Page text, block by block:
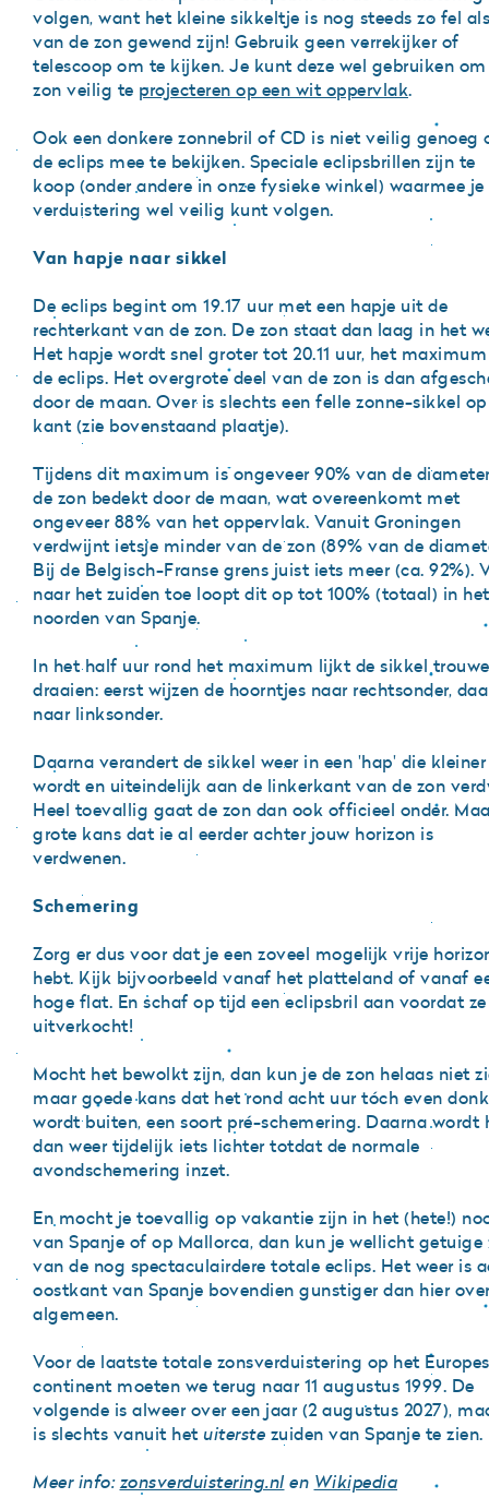
volgen, want het kleine sikkeltje is nog steeds zo fel
van de zon gewend zijn! Gebruik geen verrekijker of
telescoop om te kijken. Je kunt deze wel gebruiken
zon veilig te projecteren op een wit oppervlak.
Ook een donkere zonnebril of CD is niet veilig genoeg
de eclips mee te bekijken. Speciale eclipsbrillen zijn te
koop (onder andere in onze fysieke winkel) waarmee je
verduistering wel veilig kunt volgen.
Van hapje naar sikkel
De eclips begint om 19.17 uur met een hapje uit de
rechterkant van de zon. De zon staat dan laag in het
Het hapje wordt snel groter tot 20.11 uur, het
de eclips. Het overgrote deel van de zon is dan
door de maan. Over is slechts een felle zonne-sikkel
kant (zie bovenstaand plaatje).
Tijdens dit maximum is ongeveer 90% van de
de zon bedekt door de maan, wat overeenkomt met
ongeveer 88% van het oppervlak. Vanuit Groningen
verdwijnt ietsje minder van de zon (89% van de
Bij de Belgisch-Franse grens juist iets meer (ca. 92%).
naar het zuiden toe loopt dit op tot 100% (totaal) in het
noorden van Spanje.
In het half uur rond het maximum lijkt de sikkel
draaien: eerst wijzen de hoorntjes naar rechtsonder,
naar linksonder.
Daarna verandert de sikkel weer in een 'hap' die kleiner
wordt en uiteindelijk aan de linkerkant van de zon
Heel toevallig gaat de zon dan ook officieel onder.
grote kans dat ie al eerder achter jouw horizon is
verdwenen.
Schemering
Zorg er dus voor dat je een zoveel mogelijk vrije
hebt. Kijk bijvoorbeeld vanaf het platteland of vanaf
hoge flat. En schaf op tijd een eclipsbril aan voordat
uitverkocht!
Mocht het bewolkt zijn, dan kun je de zon helaas niet
maar goede kans dat het rond acht uur tóch even
wordt buiten, een soort pré-schemering. Daarna wordt
dan weer tijdelijk iets lichter totdat de normale
avondschemering inzet.
En mocht je toevallig op vakantie zijn in het (hete!)
van Spanje of op Mallorca, dan kun je wellicht getuige
van de nog spectaculairdere totale eclips. Het weer is
oostkant van Spanje bovendien gunstiger dan hier
algemeen.
Voor de laatste totale zonsverduistering op het
continent moeten we terug naar 11 augustus 1999. De
volgende is alweer over een jaar (2 augustus 2027),
is slechts vanuit het uiterste zuiden van Spanje te zien.
Meer info:zonsverduistering.nlen Wikipedia